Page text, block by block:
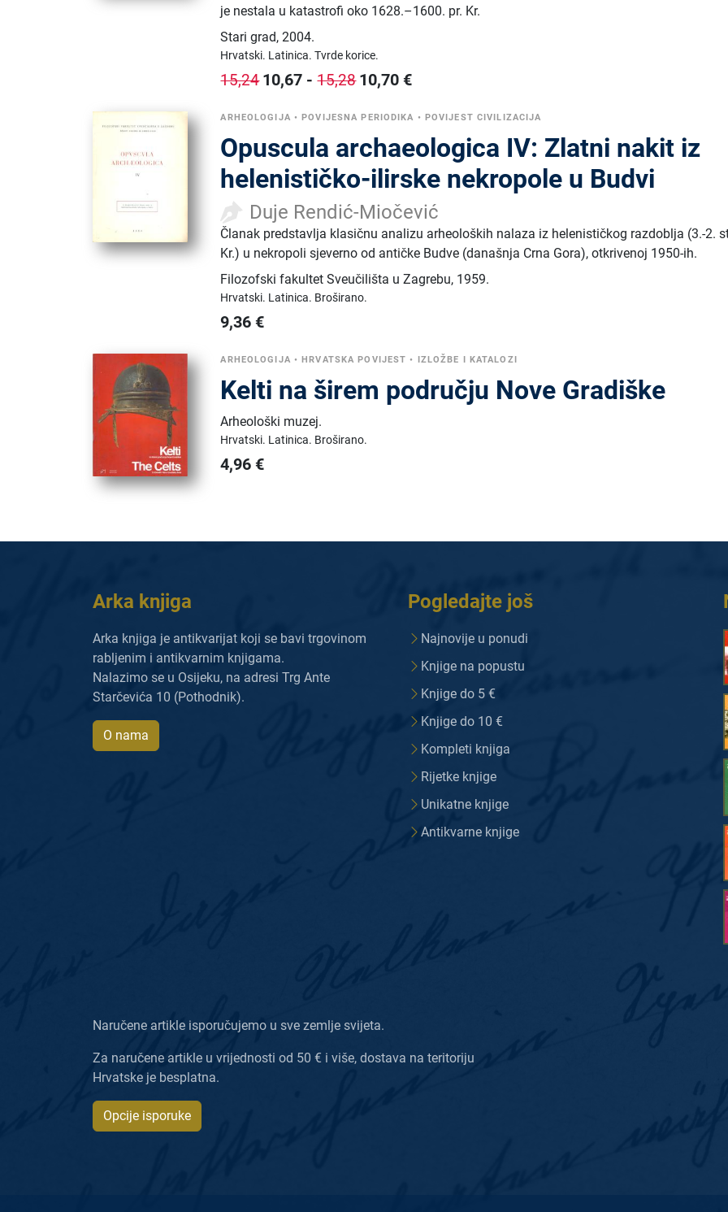
je nestala u katastrofi oko 1628.–1600. pr. Kr.
Stari grad,2004.
Hrvatski. Latinica.Tvrde korice.
15,2410,67 -15,2810,70 €
ARHEOLOGIJA •POVIJESNA PERIODIKA • POVIJEST CIVILIZACIJA
Opuscula archaeologica IV: Zlatni nakit iz
helenističko-ilirske nekropole u Budvi
Duje Rendić-Miočević
Članak predstavlja klasičnu analizu arheoloških nalaza iz helenističkog razdoblja (3.-2.
Kr.) u nekropoli sjeverno od antičke Budve (današnja Crna Gora), otkrivenoj 1950-ih.
Filozofski fakultet Sveučilišta u Zagrebu, 1959.
Hrvatski. Latinica. Broširano.
9,36 €
ARHEOLOGIJA •HRVATSKA POVIJEST • IZLOŽBE I KATALOZI
Kelti na širem području Nove Gradiške
Arheološki muzej.
Hrvatski. Latinica. Broširano.
4,96 €
Arka knjiga
Arka knjiga je antikvarijat koji se bavi trgovinom
rabljenim i antikvarnim knjigama.
Nalazimo se u Osijeku, na adresi Trg Ante
Starčevića 10 (Pothodnik).
O nama
Pogledajte još
Najnovije u ponudi
Knjige na popustu
Knjige do 5 €
Knjige do 10 €
Kompleti knjiga
Rijetke knjige
Unikatne knjige
Antikvarne knjige
Naručene artikle isporučujemo u sve zemlje svijeta.
Za naručene artikle u vrijednosti od 50 € i više, dostava na teritoriju
Hrvatske je besplatna.
Opcije isporuke